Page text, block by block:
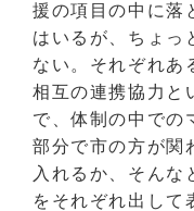
援の項目の中に落
はいるが、ちょっ
ない。それぞれあ
相互の連携協力と
で、体制の中での
部分で市の方が関
入れるか、そんな
をそれぞれ出して